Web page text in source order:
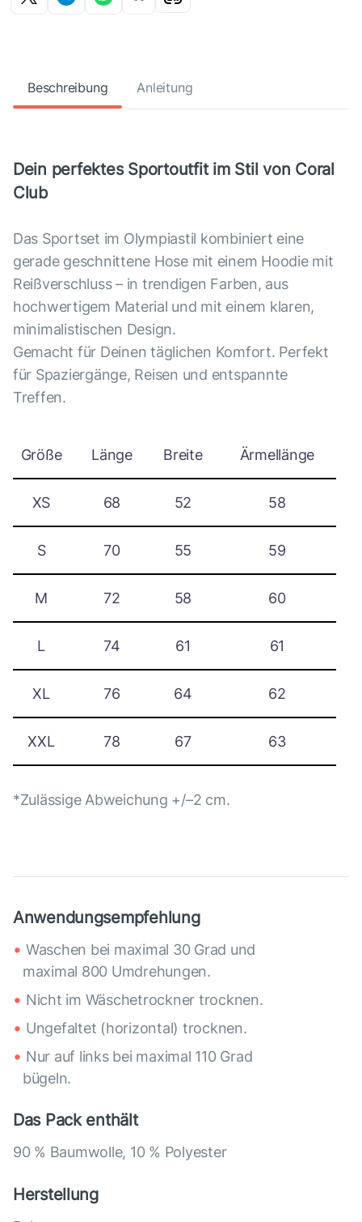
Beschreibung Anleitung
Dein perfektes Sportoutfit im Stil von Coral
Club
Das Sportset im Olympiastil kombiniert eine
gerade geschnittene Hose mit einem Hoodie mit
Reißverschluss – in trendigen Farben, aus
hochwertigem Material und mit einem klaren,
minimalistischen Design.
Gemacht für Deinen täglichen Komfort. Perfekt
für Spaziergänge, Reisen und entspannte
Treffen.
Größe Länge Breite Ärmellänge
XS 68 52 58
S 70 55 59
M 72 58 60
L 74 61 61
XL 76 64 62
XXL 78 67 63
*Zulässige Abweichung +/–2 cm.
Anwendungsempfehlung
Waschen bei maximal 30 Grad und
maximal 800 Umdrehungen.
Nicht im Wäschetrockner trocknen.
Ungefaltet (horizontal) trocknen.
Nur auf links bei maximal 110 Grad
bügeln.
Das Pack enthält
90 % Baumwolle, 10 % Polyester
Herstellung